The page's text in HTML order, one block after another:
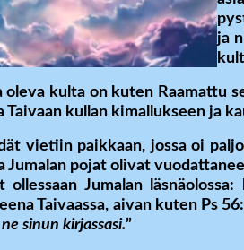
ja
oleva kulta on kuten Raamattu
Taivaan kullan kimallukseen ja
vietiin paikkaan, jossa oi
pojat olivat
ollessaan Jumalan
Taivaassa, aivan kuten Ps
sinun kirjassasi.”